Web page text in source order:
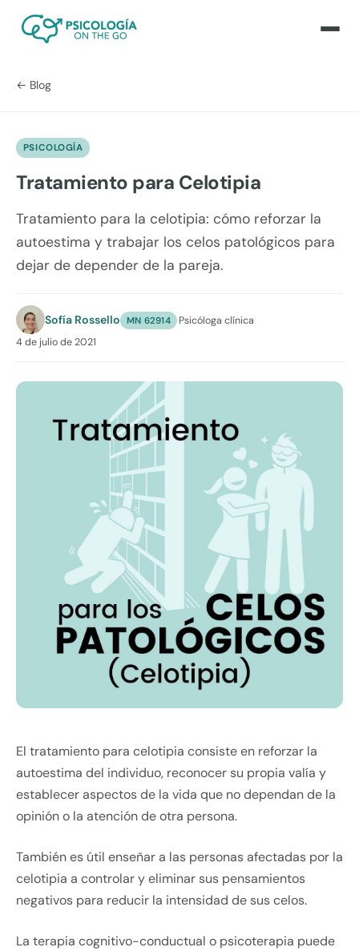
← Blog
PSICOLOGÍA
Tratamiento para Celotipia
Tratamiento para la celotipia: cómo reforzar la
autoestima y trabajar los celos patológicos para
dejar de depender de la pareja.
Sofía Rossello MN 62914 ·Psicóloga clínica
4 de julio de 2021
El tratamiento para celotipia consiste en reforzar la
autoestima del individuo, reconocer su propia valía y
establecer aspectos de la vida que no dependan de la
opinión o la atención de otra persona.
También es útil enseñar a las personas afectadas por la
celotipia a controlar y eliminar sus pensamientos
negativos para reducir la intensidad de sus celos.
La terapia cognitivo-conductual o psicoterapia puede